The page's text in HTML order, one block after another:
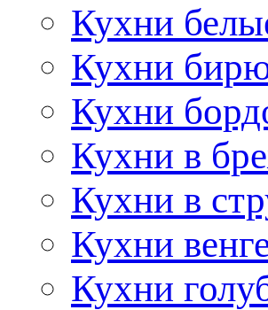
Кухни
Кухни
Кухни
Кухни в
Кухни в
Кухни
Кухни